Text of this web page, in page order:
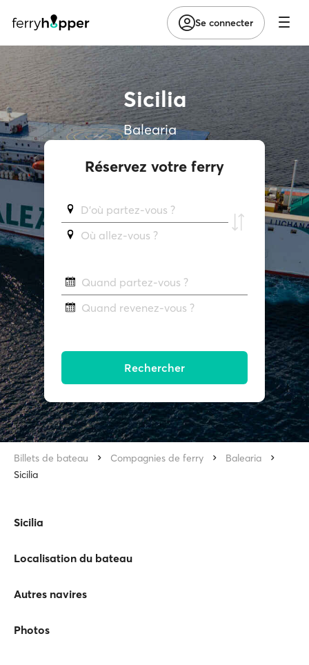
Se connecter
Sicilia
Balearia
Réservez votre ferry
D'où partez-vous ?
Où allez-vous ?
Quand partez-vous ?
Quand revenez-vous ?
Rechercher
Billets de bateau Compagnies de ferry
Balearia
Sicilia
Sicilia
Localisation du bateau
Autres navires
Photos